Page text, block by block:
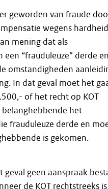
geworden van fraude
wegens hardheid
mening dat als
“frauduleuze” derde en
omstandigheden
In dat geval moet het
of het recht op KOT
het
frauduleuze derde en
is gekomen.
geen aanspraak
de KOT rechtstreeks is